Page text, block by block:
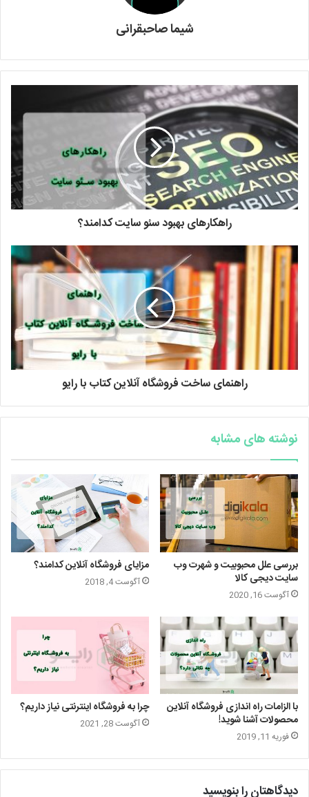
شیما صاحبقرانی
راهکارهای بهبود سئو سایت کدامند؟
راهنمای ساخت فروشگاه آنلاین کتاب با رایو
نوشته های مشابه
بررسی علل محبوبیت و شهرت وب
سایت دیجی کالا
آگوست 16, 2020
مزایای فروشگاه آنلاین کدامند؟
آگوست 4, 2018
با الزامات راه اندازی فروشگاه آنلاین
محصولات آشنا شوید!
فوریه 11, 2019
چرا به فروشگاه اینترنتی نیاز داریم؟
آگوست 28, 2021
دیدگاهتان را بنویسید